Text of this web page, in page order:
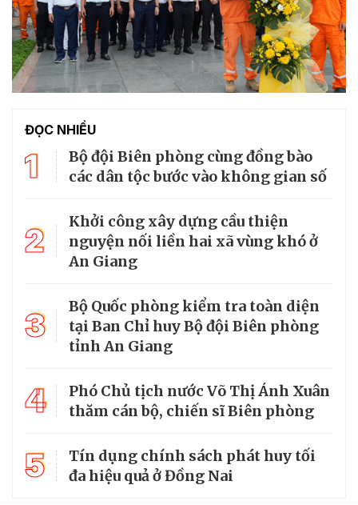
ĐỌC NHIỀU
1
Bộ đội Biên phòng cùng đồng bào
các dân tộc bước vào không gian số
2
Khởi công xây dựng cầu thiện
nguyện nối liền hai xã vùng khó ở
An Giang
3
Bộ Quốc phòng kiểm tra toàn diện
tại Ban Chỉ huy Bộ đội Biên phòng
tỉnh An Giang
4
Phó Chủ tịch nước Võ Thị Ánh Xuân
thăm cán bộ, chiến sĩ Biên phòng
5
Tín dụng chính sách phát huy tối
đa hiệu quả ở Đồng Nai